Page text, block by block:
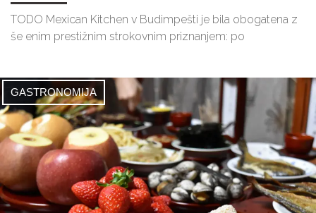
TODO Mexican Kitchen v Budimpešti je bila obogatena z
še enim prestižnim strokovnim priznanjem: po
GASTRONOMIJA